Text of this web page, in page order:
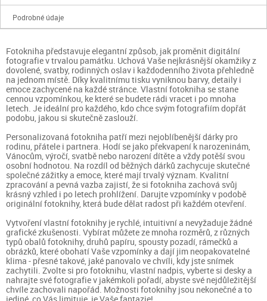
Podrobné údaje
Fotokniha představuje elegantní způsob, jak proměnit digitální
fotografie v trvalou památku. Uchová Vaše nejkrásnější okamžiky z
dovolené, svatby, rodinných oslav i každodenního života přehledně
na jednom místě. Díky kvalitnímu tisku vyniknou barvy, detaily i
emoce zachycené na každé stránce. Vlastní fotokniha se stane
cennou vzpomínkou, ke které se budete rádi vracet i po mnoha
letech. Je ideální pro každého, kdo chce svým fotografiím dopřát
podobu, jakou si skutečně zaslouží.
Personalizovaná fotokniha patří mezi nejoblíbenější dárky pro
rodinu, přátele i partnera. Hodí se jako překvapení k narozeninám,
Vánocům, výročí, svatbě nebo narození dítěte a vždy potěší svou
osobní hodnotou. Na rozdíl od běžných dárků zachycuje skutečné
společné zážitky a emoce, které mají trvalý význam. Kvalitní
zpracování a pevná vazba zajistí, že si fotokniha zachová svůj
krásný vzhled i po letech prohlížení. Darujte vzpomínky v podobě
originální fotoknihy, která bude dělat radost při každém otevření.
Vytvoření vlastní fotoknihy je rychlé, intuitivní a nevyžaduje žádné
grafické zkušenosti. Vybírat můžete ze mnoha rozměrů, z různých
typů obalů fotoknihy, druhů papíru, spousty pozadí, rámečků a
obrázků, které obohatí Vaše vzpomínky a dají jim neopakovatelné
klima - přesné takové, jaké panovalo ve chvíli, kdy jste snímek
zachytili. Zvolte si pro fotoknihu, vlastní nadpis, vyberte si desky a
nahrajte své fotografie v jakémkoli pořadí, abyste své nejdůležitější
chvíle zachovali napořád. Možnosti fotoknihy jsou nekonečné a to